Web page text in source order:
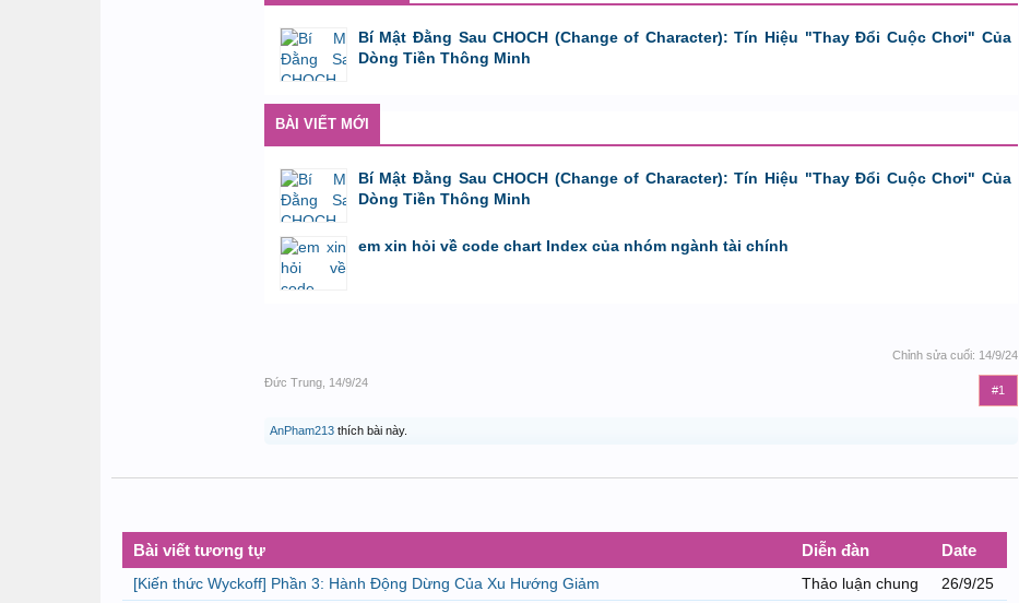
Bí Mật Đằng Sau CHOCH (Change of Character): Tín Hiệu "Thay Đổi Cuộc Chơi" Của
Dòng Tiền Thông Minh
BÀI VIẾT MỚI
Bí Mật Đằng Sau CHOCH (Change of Character): Tín Hiệu "Thay Đổi Cuộc Chơi" Của
Dòng Tiền Thông Minh
bởi Tuấn Thành 8/8/26 lúc 11:11
em xin hỏi về code chart Index của nhóm ngành tài chính
Chỉnh sửa cuối: 14/9/24
Đức Trung 14/9/24
#1
AnPham213 thích bài này.
Bài viết tương tự Diễn đàn Date
[Kiến thức Wyckoff] Phần 3: Hành Động Dừng Của Xu Hướng Giảm Thảo luận chung 26/9/25